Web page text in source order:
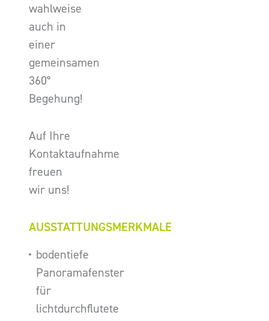
wahlweise
auch in
einer
gemeinsamen
360°
Begehung!
Auf Ihre
Kontaktaufnahme
freuen
wir uns!
AUSSTATTUNGSMERKMALE
bodentiefe
Panoramafenster
für
lichtdurchflutete